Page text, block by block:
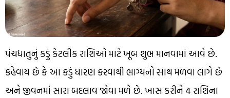
પંચધાતુનું કડું કેટલીક રાશિઓ માટે ખૂબ શુભ માનવામાં આવે છે.
કહેવાય છે કે આ કડું ધારણ કરવાથી ભાગ્યનો સાથ મળવા લાગે છે
અને જીવનમાં સારા બદલાવ જોવા મળે છે. ખાસ કરીને 4 રાશિના